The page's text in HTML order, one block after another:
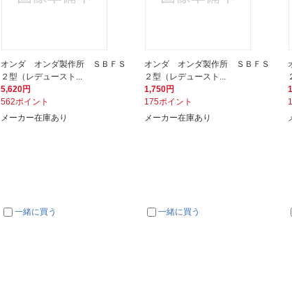
オンダ オンダ製作所 ＳＢＦＳ
２型（レデュースト...
5,620円
562ポイント
メーカー在庫あり
一緒に買う
オンダ オンダ製作所 ＳＢＦＳ
２型（レデュースト...
1,750円
175ポイント
メーカー在庫あり
一緒に買う